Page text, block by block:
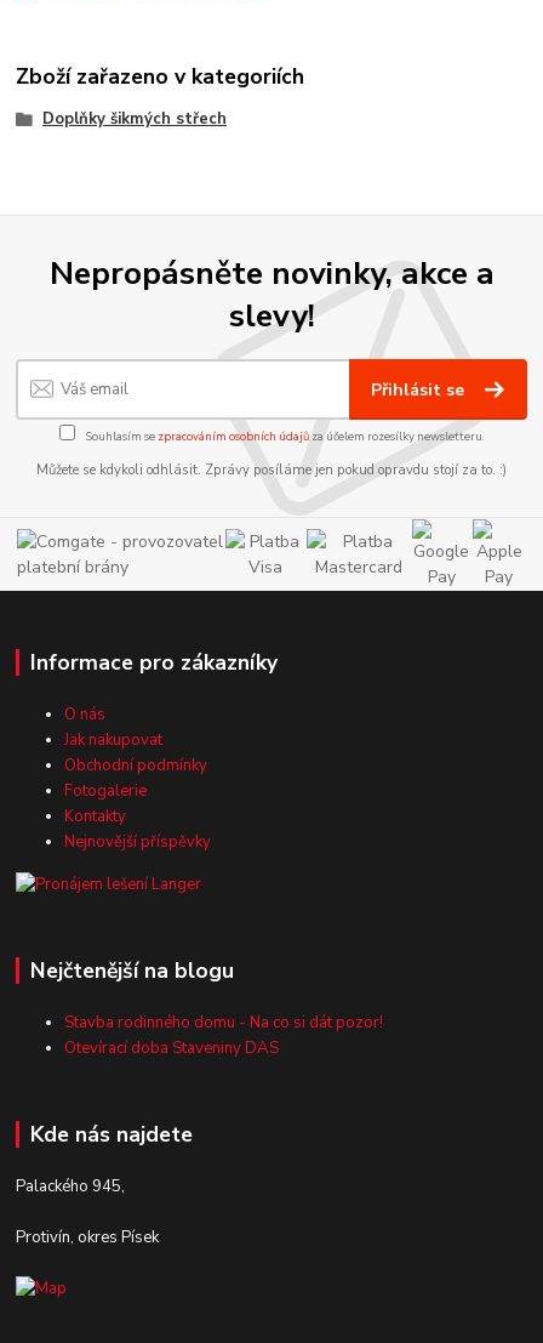
Zboží zařazeno v kategoriích
Doplňky šikmých střech
Nepropásněte novinky, akce a
slevy!
Přihlásit se
Souhlasím se zpracováním osobních údajůza účelem rozesílky newsletteru.
Můžete se kdykoli odhlásit. Zprávy posíláme jen pokud opravdu stojí za to. :)
Informace pro zákazníky
O nás
Jak nakupovat
Obchodní podmínky
Fotogalerie
Kontakty
Nejnovější příspěvky
Nejčtenější na blogu
Stavba rodinného domu - Na co si dát pozor!
Otevírací doba Staveniny DAS
Kde nás najdete
Palackého 945,
Protivín, okres Písek